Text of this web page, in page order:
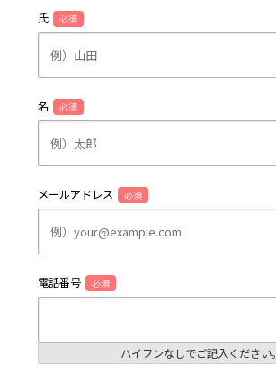
氏 必須
名 必須
メールアドレス 必須
電話番号 必須
ハイフンなしでご記入ください。